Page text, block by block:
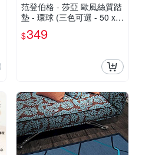
范登伯格 - 莎亞 歐風絲質踏
墊 - 環球 (三色可選 - 50 x 7
0cm)
$349